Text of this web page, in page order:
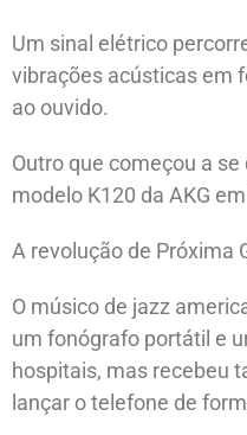
Um sinal elétrico
vibrações acústicas em
ao ouvido.
Outro que começou a
modelo K120 da AKG
A revolução de Próxima
O músico de jazz
um fonógrafo portátil e
hospitais, mas recebeu
lançar o telefone de